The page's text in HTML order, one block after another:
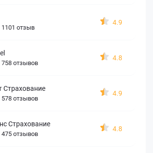
1101 отзыв
4.9
758 отзывов
4.8
Страхование
578 отзывов
4.9
Страхование
475 отзывов
4.8